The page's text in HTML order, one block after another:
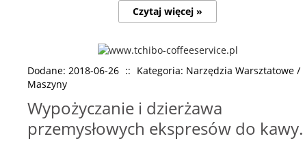
Czytaj więcej »
Dodane: 2018-06-26 :: Kategoria: Narzędzia Warsztatowe /
Maszyny
Wypożyczanie i dzierżawa
przemysłowych ekspresów do kawy.